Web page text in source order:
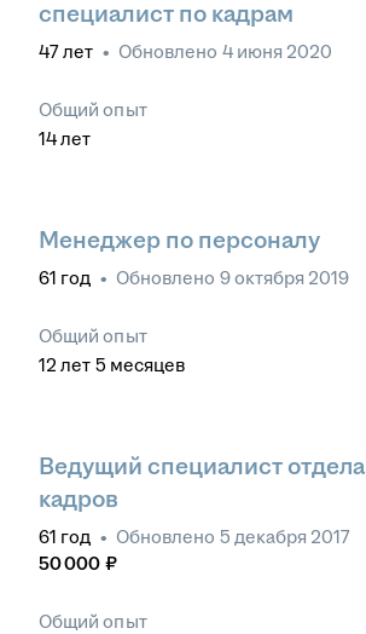
специалист по кадрам
47лет • Обновлено 4 июня 2020
Общий опыт
14лет
Менеджер по персоналу
61 год • Обновлено 9 октября 2019
Общий опыт
12 лет 5 месяцев
Ведущий специалист отдела
кадров
61 год • Обновлено 5 декабря 2017
50 000 ₽
Общий опыт